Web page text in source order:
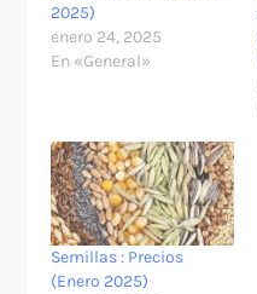
2025)
enero 24, 2025
En «General»
Semillas : Precios
(Enero 2025)